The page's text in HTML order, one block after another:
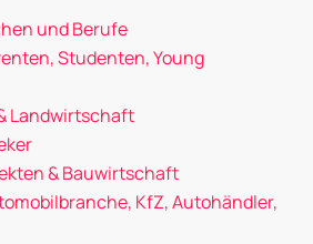
und Berufe
Studenten, Young
Landwirtschaft
& Bauwirtschaft
KfZ, Autohändler,